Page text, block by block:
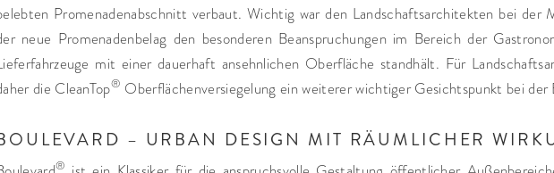
Promenadenabschnitt verbaut. Wichtig war den Landschaftsarchitekten bei der
neue Promenadenbelag den besonderen Beanspruchungen im Bereich der
mit einer dauerhaft ansehnlichen Oberfläche standhält. Für
die CleanTop® Oberflächenversiegelung ein weiterer wichtiger Gesichtspunkt bei der
– URBAN DESIGN MIT RÄUMLICHER
®